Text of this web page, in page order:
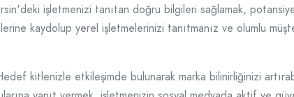
işletmenizi tanıtan doğru bilgileri sağlamak,
kaydolup yerel işletmelerinizi tanıtmanız ve olumlu
kitlenizle etkileşimde bulunarak marka bilinirliğinizi